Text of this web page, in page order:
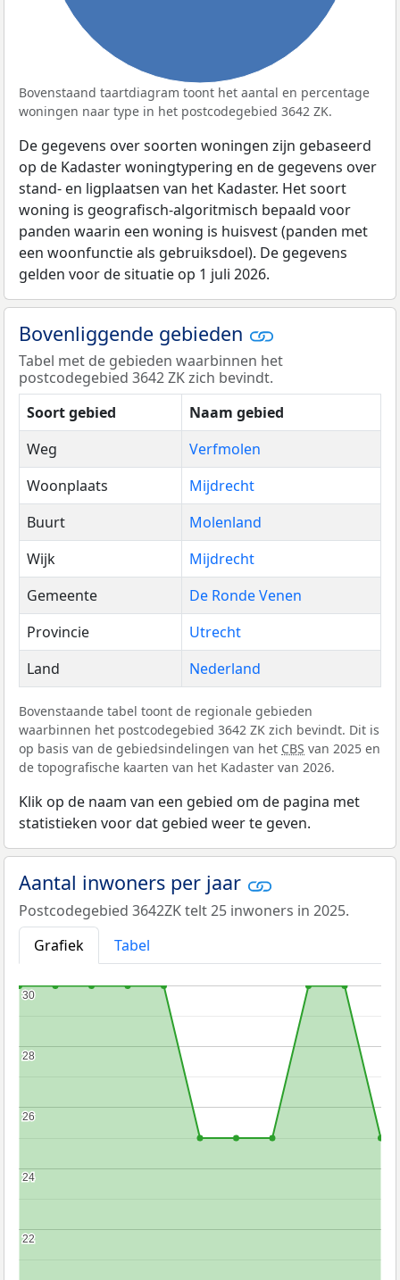
Bovenstaand taartdiagram toont het aantal en percentage
woningen naar type in het postcodegebied 3642 ZK.
De gegevens over soorten woningen zijn gebaseerd
op de Kadaster woningtypering en de gegevens over
stand- en ligplaatsen van het Kadaster. Het soort
woning is geografisch-algoritmisch bepaald voor
panden waarin een woning is huisvest (panden met
een woonfunctie als gebruiksdoel). De gegevens
gelden voor de situatie op 1 juli 2026.
Bovenliggende gebieden
Tabel met de gebieden waarbinnen het
postcodegebied 3642 ZK zich bevindt.
Soort gebied
Naam gebied
Weg
Verfmolen
Woonplaats
Mijdrecht
Buurt
Molenland
Wijk
Mijdrecht
Gemeente
De Ronde Venen
Provincie
Utrecht
Land
Nederland
Bovenstaande tabel toont de regionale gebieden
waarbinnen het postcodegebied 3642 ZK zich bevindt. Dit is
op basis van de gebiedsindelingen van het CBS van 2025 en
de topografische kaarten van het Kadaster van 2026.
Klik op de naam van een gebied om de pagina met
statistieken voor dat gebied weer te geven.
Aantal inwoners per jaar
Postcodegebied 3642ZK telt 25 inwoners in 2025.
Grafiek
Tabel
22
22
24
24
26
26
28
28
30
30